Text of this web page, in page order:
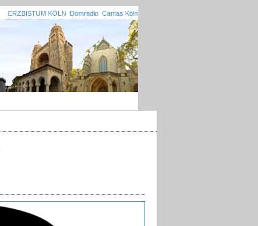
ERZBISTUM KÖLN Domradio Caritas Köln